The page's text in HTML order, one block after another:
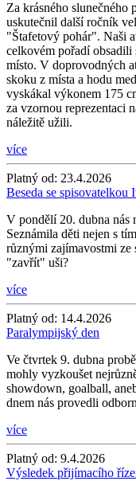
Za krásného slunečného
uskutečnil další ročník
"Štafetový pohár". Naši
celkovém pořadí obsadili
místo. V doprovodných
skoku z místa a hodu
vyskákal výkonem 175
za vzornou reprezentaci
náležitě užili.
více
Platný od: 23.4.2026
Beseda se spisovatelkou
V pondělí 20. dubna nás
Seznámila děti nejen s
různými zajímavostmi
"zavřít" uši?
více
Platný od: 14.4.2026
Paralympijský den
Ve čtvrtek 9. dubna
mohly vyzkoušet
showdown, goalball,
dnem nás provedli
více
Platný od: 9.4.2026
Výsledek přijímacího